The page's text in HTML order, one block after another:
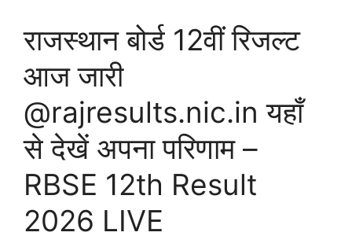
राजस्थान बोर्ड 12वीं रिजल्ट
आज जारी
@rajresults.nic.in यहाँ
से देखें अपना परिणाम –
RBSE 12th Result
2026 LIVE